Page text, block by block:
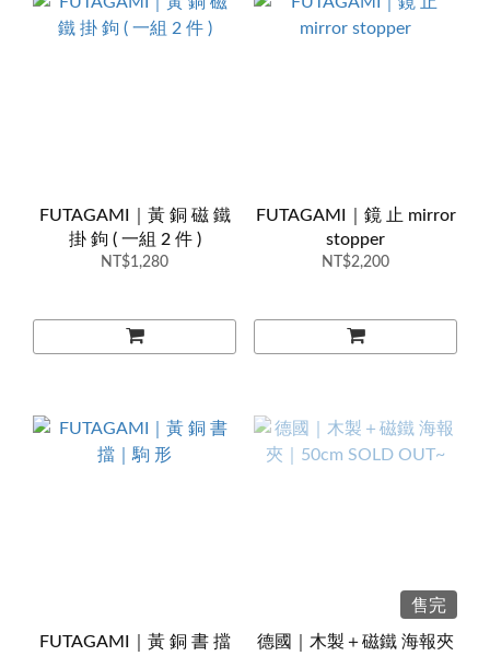
FUTAGAMI｜黃 銅 磁 鐵
掛 鉤 ( 一組 2 件 )
NT$1,280
FUTAGAMI｜鏡 止 mirror
stopper
NT$2,200
FUTAGAMI｜黃 銅 書 擋
售完
德國｜木製＋磁鐵 海報夾